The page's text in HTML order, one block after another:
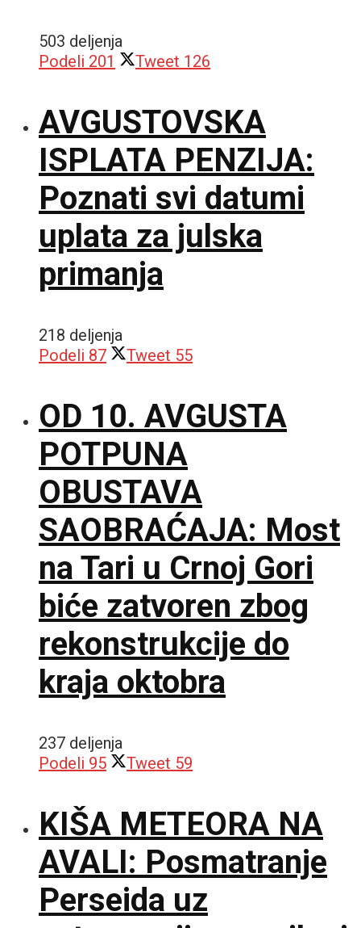
503 deljenja
Podeli 201 Tweet 126
AVGUSTOVSKA
ISPLATA PENZIJA:
Poznati svi datumi
uplata za julska
primanja
218 deljenja
Podeli 87 Tweet 55
OD 10. AVGUSTA
POTPUNA
OBUSTAVA
SAOBRAĆAJA: Most
na Tari u Crnoj Gori
biće zatvoren zbog
rekonstrukcije do
kraja oktobra
237 deljenja
Podeli 95 Tweet 59
KIŠA METEORA NA
AVALI: Posmatranje
Perseida uz